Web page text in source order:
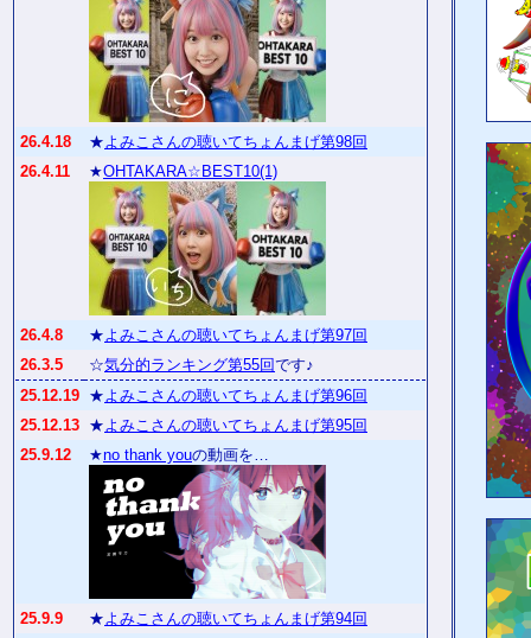
26.4.18 ★よみこさんの聴いてちょんまげ第98回
26.4.11
★OHTAKARA☆BEST10(1)
26.4.8 ★よみこさんの聴いてちょんまげ第97回
26.3.5
☆気分的ランキング第55回です♪
25.12.19 ★よみこさんの聴いてちょんまげ第96回
25.12.13 ★よみこさんの聴いてちょんまげ第95回
25.9.12
★no thank youの動画を…
25.9.9 ★よみこさんの聴いてちょんまげ第94回